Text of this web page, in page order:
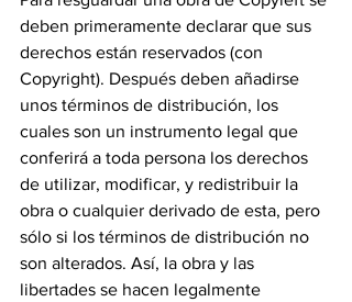
deben primeramente declarar que sus
derechos están reservados (con
Copyright). Después deben añadirse
unos términos de distribución, los
cuales son un instrumento legal que
conferirá a toda persona los derechos
de utilizar, modificar, y redistribuir la
obra o cualquier derivado de esta, pero
sólo si los términos de distribución no
son alterados. Así, la obra y las
libertades se hacen legalmente